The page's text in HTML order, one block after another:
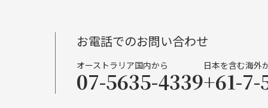
お電話でのお問い合わせ
オーストラリア国内から
07-5635-4339
日本を含む海外
+61-